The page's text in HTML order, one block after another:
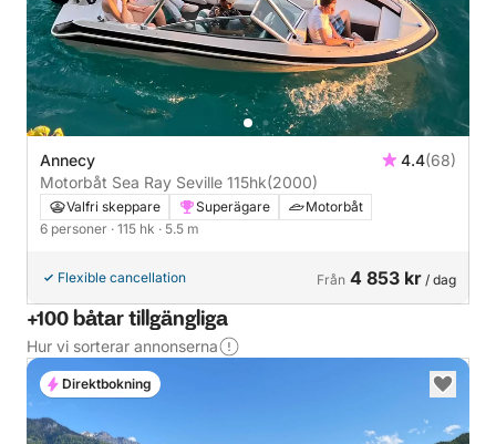
Annecy 4.4(68)
Motorbåt Sea Ray Seville 115hk(2000)
Valfri skeppare Superägare
Motorbåt
6 personer · 115 hk · 5.5 m
Flexible cancellation Från 4 853 kr / dag
+100 båtar tillgängliga
Hur vi sorterar annonserna
Direktbokning